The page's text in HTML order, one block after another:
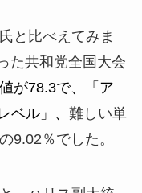
と比べえてみま
た共和党全国大会
が78.3で、「ア
ベル」、 難しい単
9.02％でした。